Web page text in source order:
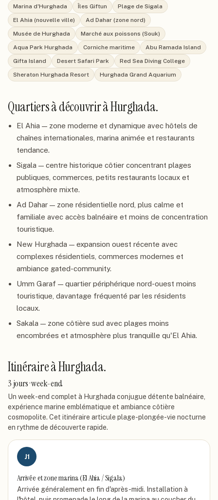
Marina d'Hurghada Îles Giftun
Plage de Sigala
El Ahia (nouvelle ville)
Ad Dahar (zone nord)
Musée de Hurghada
Marché aux poissons (Souk)
Aqua Park Hurghada
Corniche maritime
Abu Ramada Island
Gifta Island
Desert Safari Park
Red Sea Diving College
Sheraton Hurghada Resort
Hurghada Grand Aquarium
Quartiers à découvrir àHurghada.
El Ahia — zone moderne et dynamique avec hôtels de
chaînes internationales, marina animée et restaurants
tendance.
Sigala — centre historique côtier concentrant plages
publiques, commerces, petits restaurants locaux et
atmosphère mixte.
Ad Dahar — zone résidentielle nord, plus calme et
familiale avec accès balnéaire et moins de concentration
touristique.
New Hurghada — expansion ouest récente avec
complexes résidentiels, commerces modernes et
ambiance gated-community.
Umm Garaf — quartier périphérique nord-ouest moins
touristique, davantage fréquenté par les résidents
locaux.
Sakala — zone côtière sud avec plages moins
encombrées et atmosphère plus tranquille qu'El Ahia.
Itinéraire àHurghada.
3 jours · week-end
Un week-end complet à Hurghada conjugue détente balnéaire,
expérience marine emblématique et ambiance côtière
cosmopolite. Cet itinéraire articule plage-plongée-vie nocturne
en rythme de découverte rapide.
J1
Arrivée et zone marina (El Ahia / Sigala)
Arrivée généralement en fin d'après-midi. Installation à